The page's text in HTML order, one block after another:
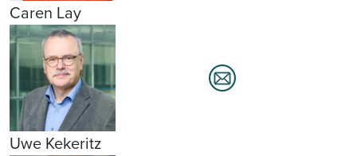
Caren Lay
Uwe Kekeritz